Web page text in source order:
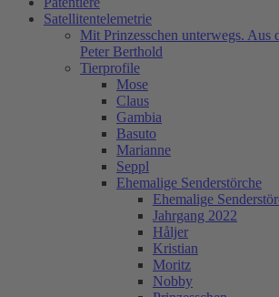
Satellitentelemetrie
Mit Prinzesschen unterwegs. Aus
Peter Berthold
Tierprofile
Mose
Claus
Gambia
Basuto
Marianne
Seppl
Ehemalige Senderstörche
Ehemalige
Jahrgang 2022
Håljer
Kristian
Moritz
Nobby